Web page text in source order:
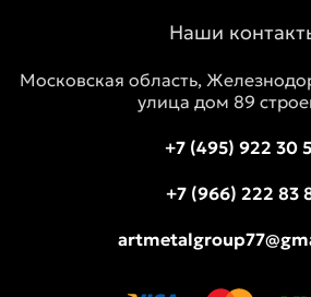
Наши
Московская область,
улица дом 89
+7 (495) 922 30
+7 (966) 222 83